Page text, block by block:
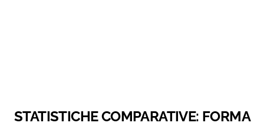
STATISTICHE COMPARATIVE: FORMA